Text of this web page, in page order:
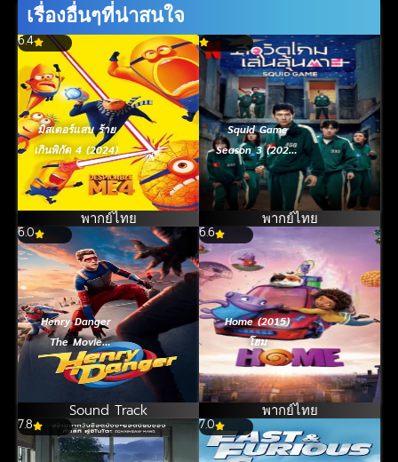
เรื่องอื่นๆที่น่าสนใจ
6.4
มิสเตอร์แสบ ร้าย
เกินพิกัด 4 (2024)
พากย์ไทย
Squid Game
Season 3 (2025)
สควิดเกม เล่นลุ้น
ตาย 3
พากย์ไทย
6.0
Henry Danger
The Movie
(2025)
Sound Track
6.6
Home (2015)
โฮม
พากย์ไทย
7.8 7.0